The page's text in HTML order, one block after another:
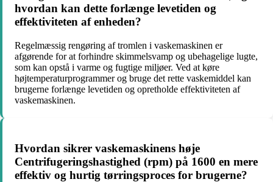
hvordan kan dette forlænge levetiden og
effektiviteten af enheden?
Regelmæssig rengøring af tromlen i vaskemaskinen er
afgørende for at forhindre skimmelsvamp og ubehagelige lugte,
som kan opstå i varme og fugtige miljøer. Ved at køre
højtemperaturprogrammer og bruge det rette vaskemiddel kan
brugerne forlænge levetiden og opretholde effektiviteten af
vaskemaskinen.
Hvordan sikrer vaskemaskinens høje
Centrifugeringshastighed (rpm) på 1600 en mere
effektiv og hurtig tørringsproces for brugerne?